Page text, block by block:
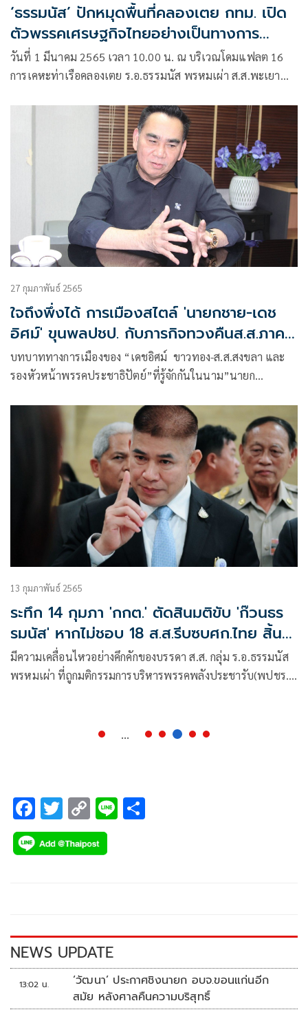
‘ธรรมนัส’ ปักหมุดพื้นที่คลองเตย กทม. เปิด
ตัวพรรคเศรษฐกิจไทยอย่างเป็นทางการ
ยืนยันไม่คิดเปลี่ยนชื่อพรรค เพราะสอดคล้อง
จุดยืนพรรค ที่เน้นพัฒนาเศรษฐกิจไทย เพื่อ
วันที่ 1 มีนาคม 2565 เวลา 10.00 น. ณ บริเวณโดมแฟลต 16
การเคหะท่าเรือคลองเตย ร.อ.ธรรมนัส พรหมเผ่า ส.ส.พะเยา
27 กุมภาพันธ์ 2565
ใจถึงพึ่งได้ การเมืองสไตล์ 'นายกชาย-เดช
อิศม์' ขุนพลปชป. กับภารกิจทวงคืนส.ส.ภาค
ใต้และสายสัมพันธ์ลึก 'ธรรมนัส'
บทบาททางการเมืองของ “เดชอิศม์ ขาวทอง-ส.ส.สงขลา และ
รองหัวหน้าพรรคประชาธิปัตย์”ที่รู้จักกันในนาม”นายก
ก่อนหน้านี้ ถูกจับตามองอย่างมากทางการเมือง หลังได้รับเลือก
จากที่ประชุมใหญ่สามัญพรรคประชาธิปัตย์(ปชป.)เมื่อ18 ธ.ค.
2564 ให้เป็นรองหัวหน้าพรรคภาคใต้ ทั้งที่เป็นส.ส.สมัยแรก
13 กุมภาพันธ์ 2565
ระทึก 14 กุมภา 'กกต.' ตัดสินมติขับ 'ก๊วนธร
รมนัส' หากไม่ชอบ 18 ส.ส.รีบซบศก.ไทย สิ้น
สภาพทันที!
มีความเคลื่อนไหวอย่างคึกคักของบรรดา ส.ส. กลุ่ม ร.อ.ธรรมนัส
พรหมเผ่า ที่ถูกมติกรรมการบริหารพรรคพลังประชารับ(พปชร.)
...
F
ac
e
k
T
wi
tt
C
o
p
k
Li
NEWS UPDATE
13:02 น.
‘วัฒนา’ ประกาศชิงนายก อบจ.ขอนแก่นอีก
สมัย หลังศาลคืนความบริสุทธิ์